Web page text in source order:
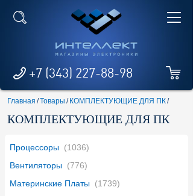
+7 (343) 227-88-98
Главная /Товары / КОМПЛЕКТУЮЩИЕ ДЛЯ ПК/
КОМПЛЕКТУЮЩИЕ ДЛЯ ПК
Процессоры (1036)
Вентиляторы (776)
Материнские Платы (1739)